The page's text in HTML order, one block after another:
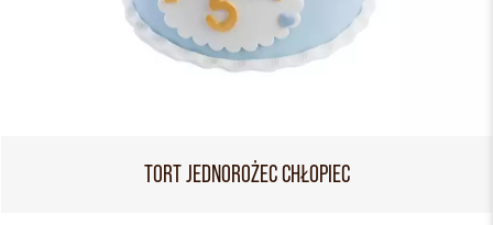
TORT JEDNOROŻEC CHŁOPIEC